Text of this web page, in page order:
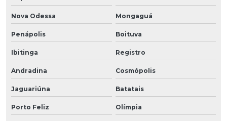
Nova Odessa Mongaguá
Penápolis Boituva
Ibitinga Registro
Andradina Cosmópolis
Jaguariúna Batatais
Porto Feliz Olímpia